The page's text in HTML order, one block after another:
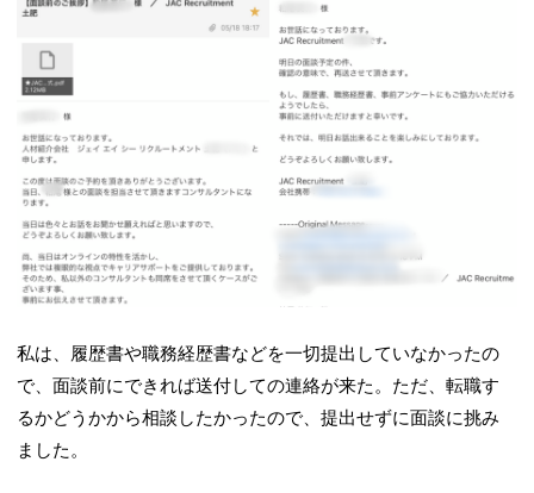
私は、履歴書や職務経歴書などを一切提出していなかったの
で、面談前にできれば送付しての連絡が来た。ただ、転職す
るかどうかから相談したかったので、提出せずに面談に挑み
ました。